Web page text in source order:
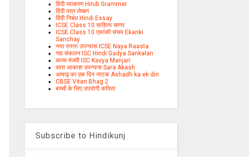
हिंदी व्याकरण Hindi Grammer
हिंदी पत्र लेखन
हिंदी निबंध Hindi Essay
ICSE Class 10 साहित्य सागर
ICSE Class 10 एकांकी संचय Ekanki
Sanchay
नया रास्ता उपन्यास ICSE Naya Raasta
गद्य संकलन ISC Hindi Gadya Sankalan
काव्य मंजरी ISC Kavya Manjari
सारा आकाश उपन्यास Sara Akash
आषाढ़ का एक दिन नाटक Ashadh ka ek din
CBSE Vitan Bhag 2
बच्चों के लिए उपयोगी कविता
Subscribe to Hindikunj